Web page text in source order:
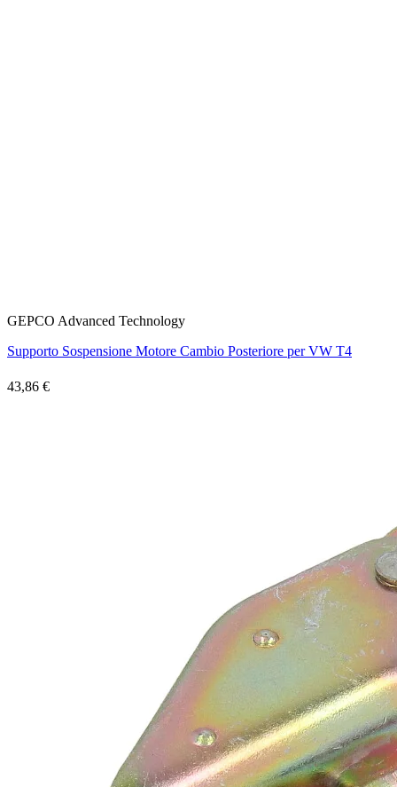
GEPCO Advanced Technology
Supporto Sospensione Motore Cambio Posteriore per VW T4
43,86 €